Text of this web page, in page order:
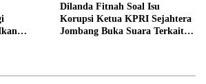
Dilanda Fitnah Soal Isu
Korupsi Ketua KPRI Sejahtera
Jombang Buka Suara Terkait